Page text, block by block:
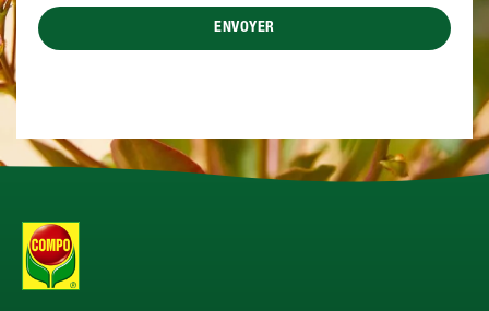
ENVOYER